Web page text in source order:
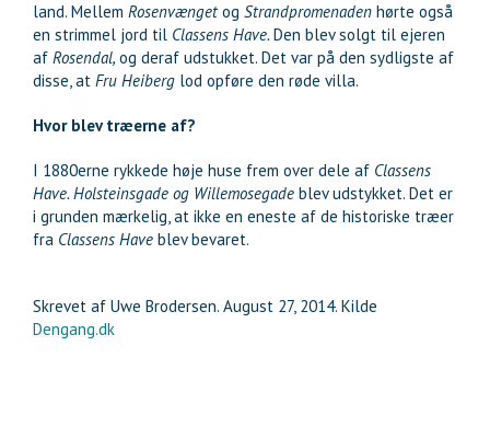
land. Mellem Rosenvængetog Strandpromenaden hørte også
en strimmel jord til Classens Have.Den blev solgt til ejeren
af Rosendal, og deraf udstukket. Det var på den sydligste af
disse, at Fru Heiberg lod opføre den røde villa.
Hvor blev træerne af?
I 1880erne rykkede høje huse frem over dele af Classens
Have. Holsteinsgade og Willemosegade blev udstykket. Det er
i grunden mærkelig, at ikke en eneste af de historiske træer
fra Classens Have blev bevaret.
Skrevet af Uwe Brodersen. August 27, 2014. Kilde
Dengang.dk